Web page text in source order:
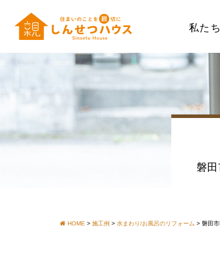
私た
磐
HOME > 施工例 > 水まわり/お風呂のリフォーム > 磐田